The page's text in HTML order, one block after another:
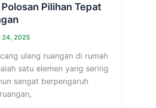
Pilihan Tepat
24, 2025
ulang ruangan di rumah
satu elemen yang sering
sangat berpengaruh